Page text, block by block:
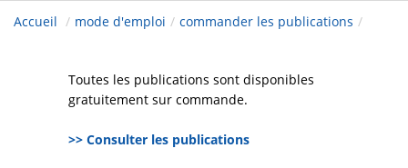
Accueil / mode d'emploi / commander les publications /
Toutes les publications sont disponibles
gratuitement sur commande.
>> Consulter les publications